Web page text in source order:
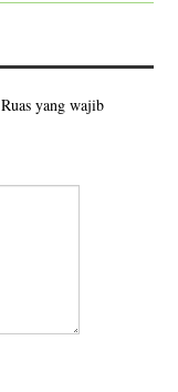
Ruas yang wajib